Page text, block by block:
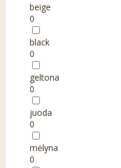
beige
0
black
0
geltona
0
juoda
0
mėlyna
0